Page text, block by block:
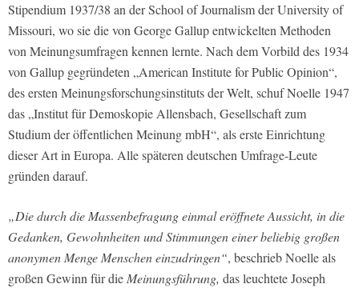
Stipendium 1937/38 an der School of Journalism der University of
Missouri, wo sie die von George Gallup entwickelten Methoden
von Meinungsumfragen kennen lernte. Nach dem Vorbild des 1934
von Gallup gegründeten „American Institute for Public Opinion“,
des ersten Meinungsforschungsinstituts der Welt, schuf Noelle 1947
das „Institut für Demoskopie Allensbach, Gesellschaft zum
Studium der öffentlichen Meinung mbH“, als erste Einrichtung
dieser Art in Europa. Alle späteren deutschen Umfrage-Leute
gründen darauf.
„Die durch die Massenbefragung einmal eröffnete Aussicht, in die
Gedanken, Gewohnheiten und Stimmungen einer beliebig großen
anonymen Menge Menschen einzudringen“, beschrieb Noelle als
großen Gewinn für dieMeinungsführung, das leuchtete Joseph